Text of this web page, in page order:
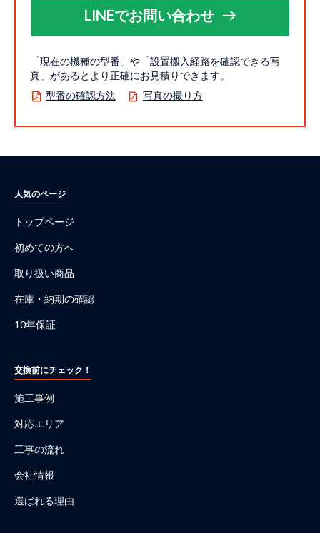
LINEでお問い合わせ
「現在の機種の型番」や「設置搬入経路を確認できる写
真」があるとより正確にお見積りできます。
型番の確認方法
写真の撮り方
人気のページ
トップページ
初めての方へ
取り扱い商品
在庫・納期の確認
10年保証
交換前にチェック！
施工事例
対応エリア
工事の流れ
会社情報
選ばれる理由